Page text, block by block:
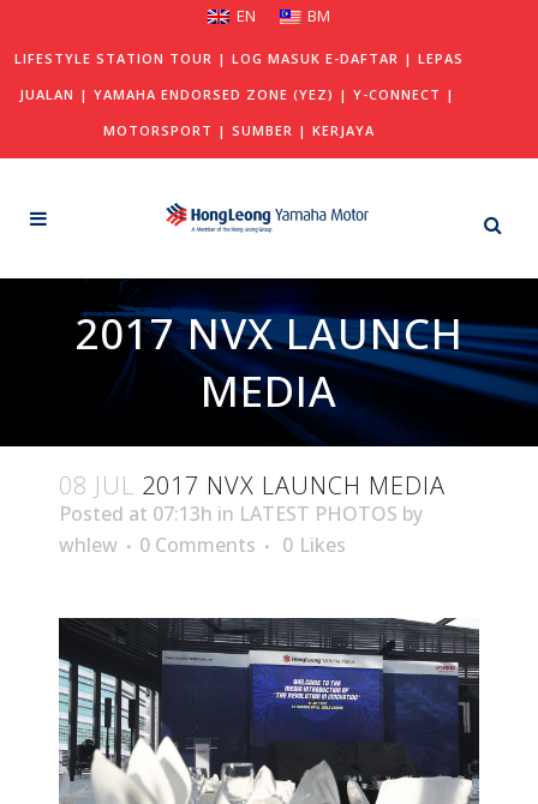
EN BM
LIFESTYLE STATION TOUR | LOG MASUK E-DAFTAR | LEPAS
JUALAN | YAMAHA ENDORSED ZONE (YEZ) | Y-CONNECT |
MOTORSPORT | SUMBER | KERJAYA
2017 NVX LAUNCH
MEDIA
08 JUL 2017 NVX LAUNCH MEDIA
Posted at 07:13h in LATEST PHOTOS by
whlew
0 Comments 0 Likes